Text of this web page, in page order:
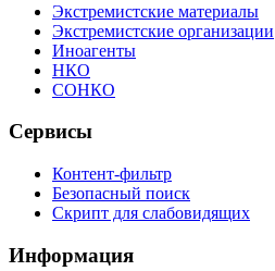
Экстремистские материалы
Экстремистские организации
Иноагенты
НКО
СОНКО
Сервисы
Контент-фильтр
Безопасный поиск
Скрипт для слабовидящих
Информация